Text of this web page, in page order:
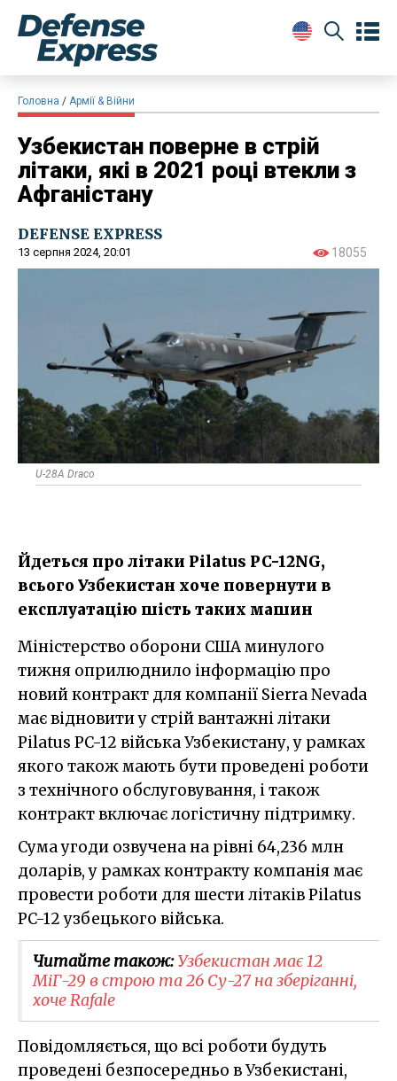
Головна Армії & Війни
Узбекистан поверне в стрій
літаки, які в 2021 році втекли з
Афганістану
DEFENSE EXPRESS
13 серпня 2024, 20:01 18055
U-28A Draco
Йдеться про літаки Pilatus PC-12NG,
всього Узбекистан хоче повернути в
експлуатацію шість таких машин
Міністерство оборони США минулого
тижня оприлюднило інформацію про
новий контракт для компанії Sierra Nevada
має відновити у стрій вантажні літаки
Pilatus PC-12 війська Узбекистану, у рамках
якого також мають бути проведені роботи
з технічного обслуговування, і також
контракт включає логістичну підтримку.
Сума угоди озвучена на рівні 64,236 млн
доларів, у рамках контракту компанія має
провести роботи для шести літаків Pilatus
PC-12 узбецького війська.
Читайте також:Узбекистан має 12
МіГ-29 в строю та 26 Су-27 на зберіганні,
хоче Rafale
Повідомляється, що всі роботи будуть
проведені безпосередньо в Узбекистані,